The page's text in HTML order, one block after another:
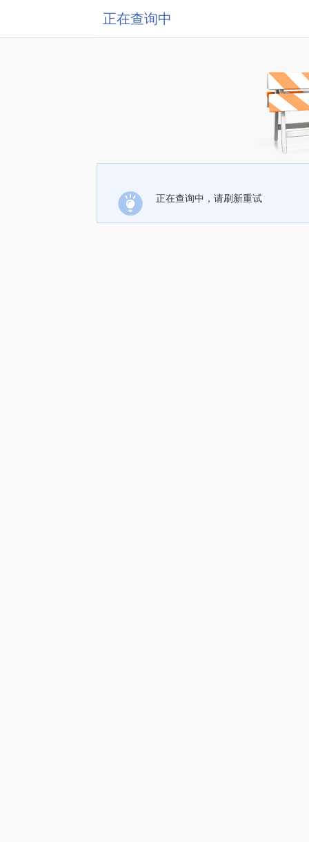
正在查询中
正在查询中，请刷新重试